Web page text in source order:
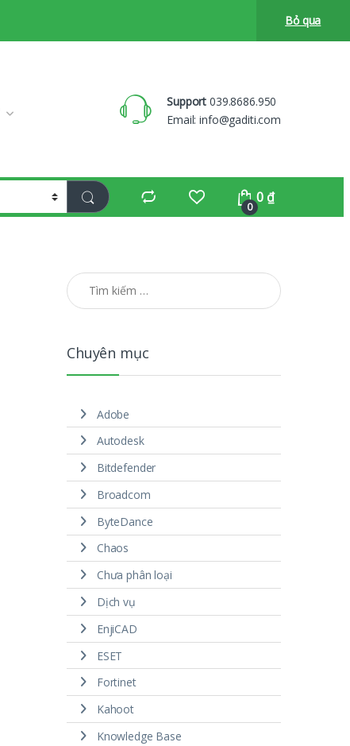
Bỏ qua
Support 039.8686.950
Email:info@gaditi.com
0
0 ₫
Tìm kiếm cho:
Chuyên mục
Adobe
Autodesk
Bitdefender
Broadcom
ByteDance
Chaos
Chưa phân loại
Dịch vụ
EnjiCAD
ESET
Fortinet
Kahoot
Knowledge Base